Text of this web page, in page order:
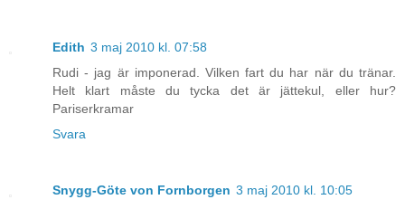
Edith 3 maj 2010 kl. 07:58
Rudi - jag är imponerad. Vilken fart du har när du tränar.
Helt klart måste du tycka det är jättekul, eller hur?
Pariserkramar
Svara
Snygg-Göte von Fornborgen 3 maj 2010 kl. 10:05